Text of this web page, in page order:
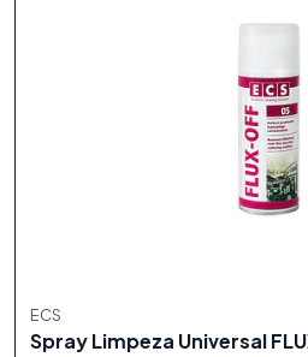
ECS
Spray Limpeza Universal